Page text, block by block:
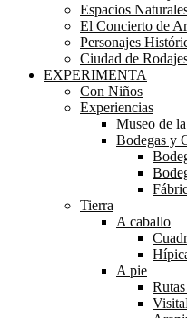
Espacios
El Concierto de
Personajes
Ciudad de
EXPERIMENTA
Con Niños
Experiencias
Museo de
Bodegas y
Tierra
A caballo
A pie